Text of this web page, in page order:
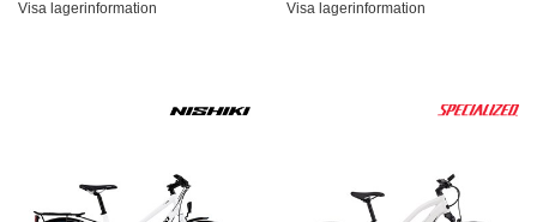
Visa lagerinformation Visa lagerinformation